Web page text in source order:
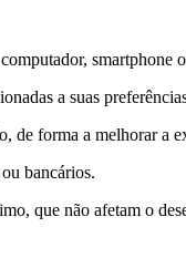
a suas
de forma a melhorar a
bancários.
que não afetam o